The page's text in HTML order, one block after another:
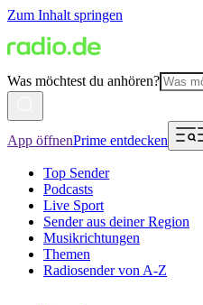
Zum Inhalt springen
Was möchtest du anhören?
App öffnenPrime entdecken
Top Sender
Podcasts
Live Sport
Sender aus deiner Region
Musikrichtungen
Themen
Radiosender von A-Z